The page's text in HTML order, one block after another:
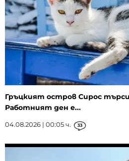
Гръцкият остров Сирос
Работният ден е...
04.08.2026 | 00:05 ч. 33